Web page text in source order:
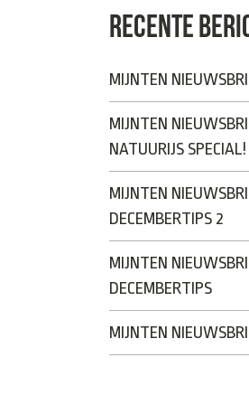
RECENTE
MIJNTEN
MIJNTEN
NATUURIJS SPECIAL!
MIJNTEN
DECEMBERTIPS 2
MIJNTEN
DECEMBERTIPS
MIJNTEN